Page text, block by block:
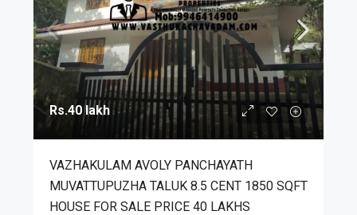
Rs.40 lakh
VAZHAKULAM AVOLY PANCHAYATH
MUVATTUPUZHA TALUK 8.5 CENT 1850 SQFT
HOUSE FOR SALE PRICE 40 LAKHS